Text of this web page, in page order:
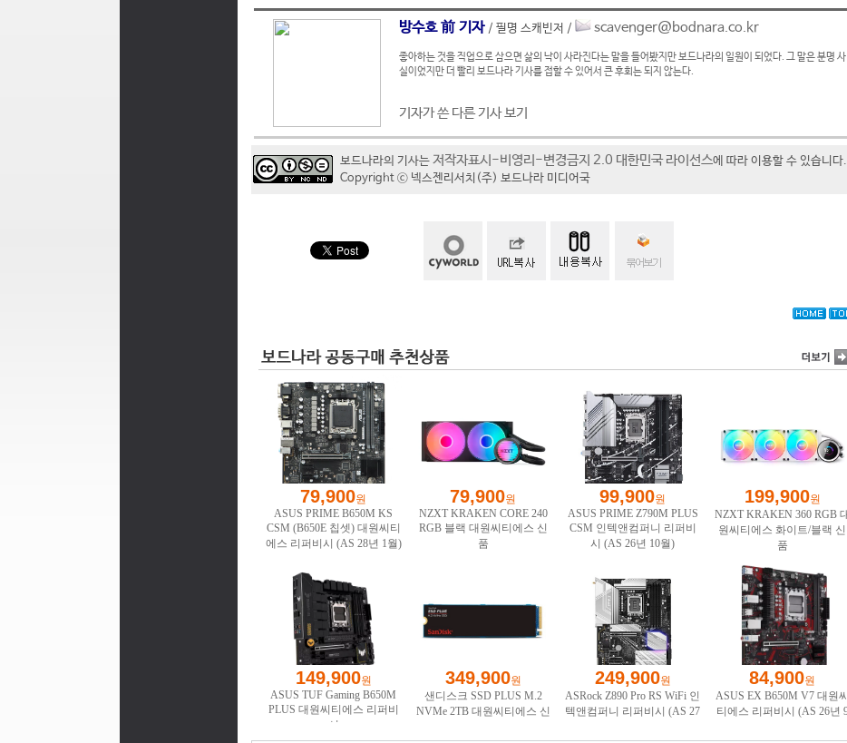
방수호 前 기자 / 필명 스캐빈저 / scavenger@bodnara.co.kr
좋아하는 것을 직업으로 삼으면 삶의 낙이 사라진다는 말을 들어봤지만 보드나라의 일원이 되었다. 그 말은 분명 사
실이었지만 더 빨리 보드나라 기사를 접할 수 있어서 큰 후회는 되지 않는다.
기자가 쓴 다른 기사 보기
보드나라의 기사는 저작자표시-비영리-변경금지 2.0 대한민국 라이선스에 따라 이용할 수 있습니다.
Copyright ⓒ 넥스젠리서치(주) 보드나라 미디어국